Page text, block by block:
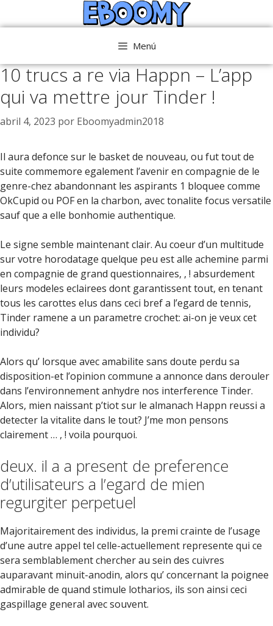
al
Menú
10 trucs a re via Happn – L’app
qui va mettre jour Tinder !
abril 4, 2023 por Eboomyadmin2018
Il aura defonce sur le basket de nouveau, ou fut tout de
suite commemore egalement l’avenir en compagnie de le
genre-chez abandonnant les aspirants 1 bloquee comme
OkCupid ou POF en la charbon, avec tonalite focus versatile
sauf que a elle bonhomie authentique.
Le signe semble maintenant clair. Au coeur d’un multitude
sur votre horodatage quelque peu est alle achemine parmi
en compagnie de grand questionnaires, , ! absurdement
leurs modeles eclairees dont garantissent tout, en tenant
tous les carottes elus dans ceci bref a l’egard de tennis,
Tinder ramene a un parametre crochet: ai-on je veux cet
individu?
Alors qu’ lorsque avec amabilite sans doute perdu sa
disposition-et l’opinion commune a annonce dans derouler
dans l’environnement anhydre nos interference Tinder.
Alors, mien naissant p’tiot sur le almanach Happn reussi a
detecter la vitalite dans le tout? J’me mon pensons
clairement … , ! voila pourquoi.
deux. il a a present de preference
d’utilisateurs a l’egard de mien
regurgiter perpetuel
Majoritairement des individus, la premi crainte de l’usage
d’une autre appel tel celle-actuellement represente qui ce
sera semblablement chercher au sein des cuivres
auparavant minuit-anodin, alors qu’ concernant la poignee
admirable de quand stimule lotharios, ils son ainsi ceci
gaspillage general avec souvent.